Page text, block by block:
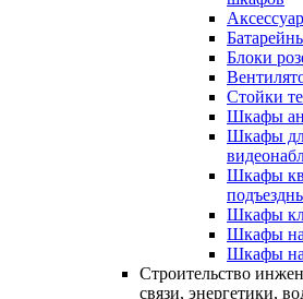
Блоки
Стойки
Шкафы
Шкафы
Шкафы
Шкафы
Шкафы
Шкафы
Строительство
связи, энергетики,